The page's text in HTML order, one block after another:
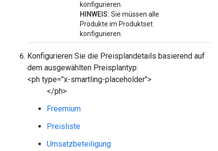
konfigurieren.
HINWEIS: Sie müssen alle
Produkte im Produktset
konfigurieren.
Konfigurieren Sie die Preisplandetails basierend auf
dem ausgewählten Preisplantyp:
<ph type="x-smartling-placeholder">
</ph>
Freemium
Preisliste
Umsatzbeteiligung